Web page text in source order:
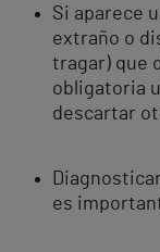
Si aparece
extraño o
tragar) que
obligatoria
descartar
es